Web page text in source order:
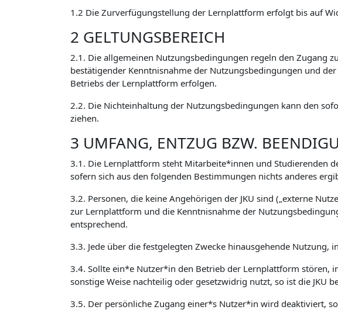
1.2 Die Zurverfügungstellung der Lernplattform erfolgt bis auf
2 GELTUNGSBEREICH
2.1. Die allgemeinen Nutzungsbedingungen regeln den Zugang
bestätigender Kenntnisnahme der Nutzungsbedingungen und
Betriebs der Lernplattform erfolgen.
2.2. Die Nichteinhaltung der Nutzungsbedingungen kann den
ziehen.
3 UMFANG, ENTZUG BZW.
3.1. Die Lernplattform steht Mitarbeite*innen und Studierenden
sofern sich aus den folgenden Bestimmungen nichts anderes
3.2. Personen, die keine Angehörigen der JKU sind („externe
zur Lernplattform und die Kenntnisnahme der
entsprechend.
3.3. Jede über die festgelegten Zwecke hinausgehende
3.4. Sollte ein*e Nutzer*in den Betrieb der Lernplattform stören,
sonstige Weise nachteilig oder gesetzwidrig nutzt, so ist die JKU
3.5. Der persönliche Zugang einer*s Nutzer*in wird deaktiviert,